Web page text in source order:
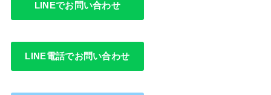
LINEでお問い合わせ
LINE電話でお問い合わせ